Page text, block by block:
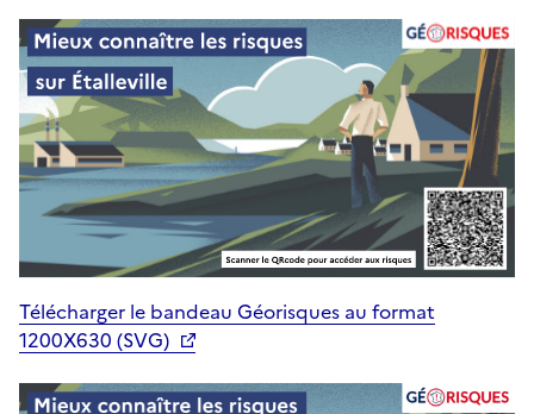
Télécharger le bandeau Géorisques au format
1200X630 (SVG)